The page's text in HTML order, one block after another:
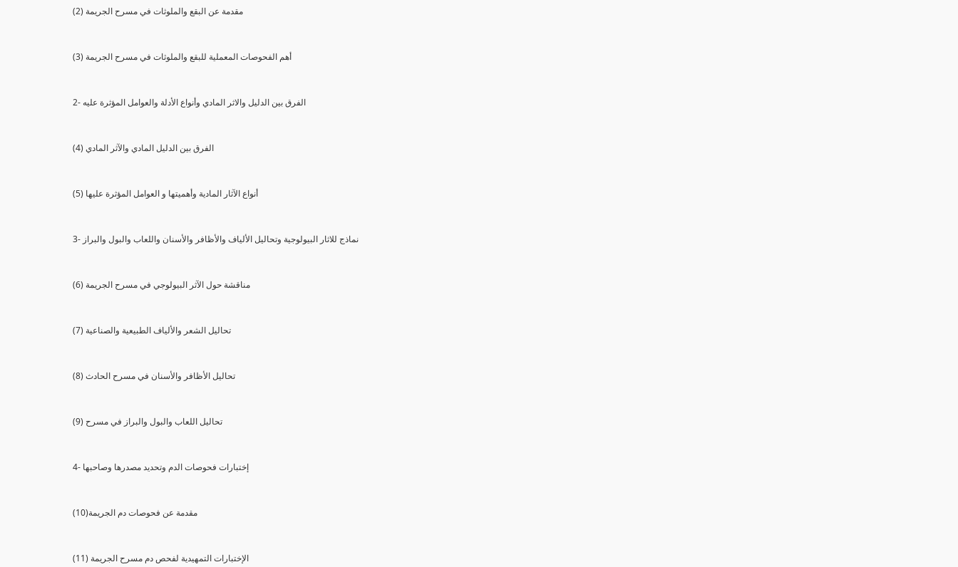
(2) مقدمة عن البقع والملوثات في مسرح الجريمة
(3) أهم الفحوصات المعملية للبقع والملوثات في مسرح الجريمة
2- الفرق بين الدليل والاثر المادي وأنواع الأدلة والعوامل المؤثرة عليه
(4) الفرق بين الدليل المادي والآثر المادي
(5) أنواع الآثار المادية وأهميتها و العوامل المؤثرة عليها
3- نماذج للاثار البيولوجية وتحاليل الألياف والأظافر والأسنان واللعاب والبول والبراز
(6) مناقشة حول الآثر البيولوجي في مسرح الجريمة
(7) تحاليل الشعر والألياف الطبيعية والصناعية
(8) تحاليل الأظافر والأسنان في مسرح الحادث
(9) تحاليل اللعاب والبول والبراز في مسرح
4- إختبارات فحوصات الدم وتحديد مصدرها وصاحبها
(10)مقدمة عن فحوصات دم الجريمة
(11) الإختبارات التمهيدية لفحص دم مسرح الجريمة